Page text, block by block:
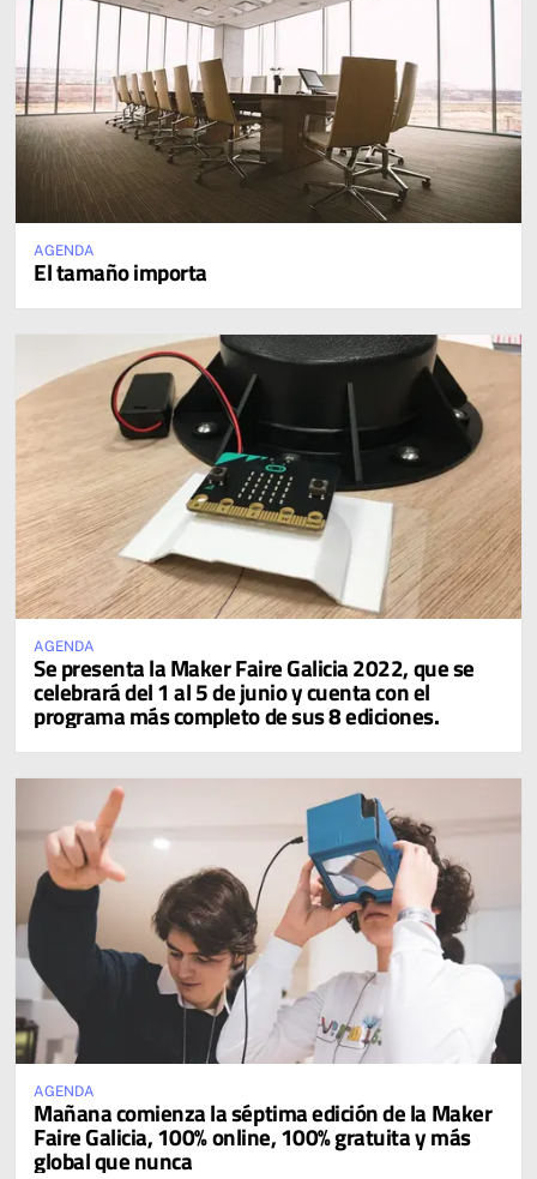
AGENDA
El tamaño importa
AGENDA
Se presenta la Maker Faire Galicia 2022, que se
celebrará del 1 al 5 de junio y cuenta con el
programa más completo de sus 8 ediciones.
AGENDA
Mañana comienza la séptima edición de la Maker
Faire Galicia, 100% online, 100% gratuita y más
global que nunca